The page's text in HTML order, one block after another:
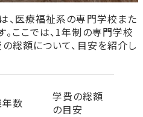
も借りられますか？
、医療福祉系の専門学校また
ここでは、1年制の専門学校
総額について、目安を紹介し
数
学費の総額
の目安